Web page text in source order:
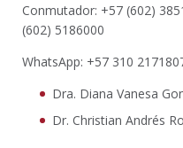
Conmutador: +57 (602)
(602) 5186000
WhatsApp: +57 310
Dra. Diana Vanesa
Dr. Christian Andrés